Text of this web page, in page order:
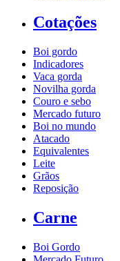
Cotações
Boi gordo
Indicadores
Vaca gorda
Novilha gorda
Couro e sebo
Mercado futuro
Boi no mundo
Atacado
Equivalentes
Leite
Grãos
Reposição
Carne
Boi Gordo